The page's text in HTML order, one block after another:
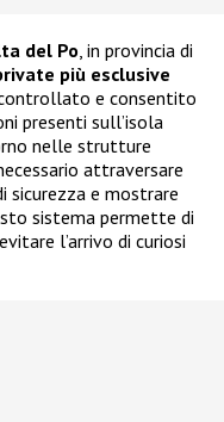
del Po, in provincia di
più esclusive
controllato e consentito
presenti sull’isola
nelle strutture
attraversare
sicurezza e mostrare
sistema permette di
l’arrivo di curiosi